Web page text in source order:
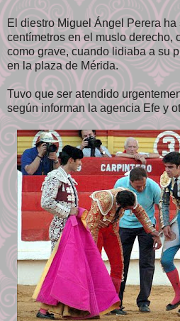
El diestro Miguel Ángel Perera
centímetros en el muslo derecho,
como grave, cuando lidiaba a su
en la plaza de Mérida.
Tuvo que ser atendido
según informan la agencia Efe y